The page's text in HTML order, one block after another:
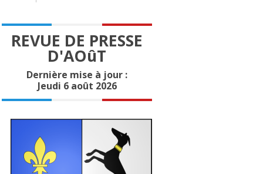
REVUE DE PRESSE
D'AOûT
Dernière mise à jour :
Jeudi 6 août 2026